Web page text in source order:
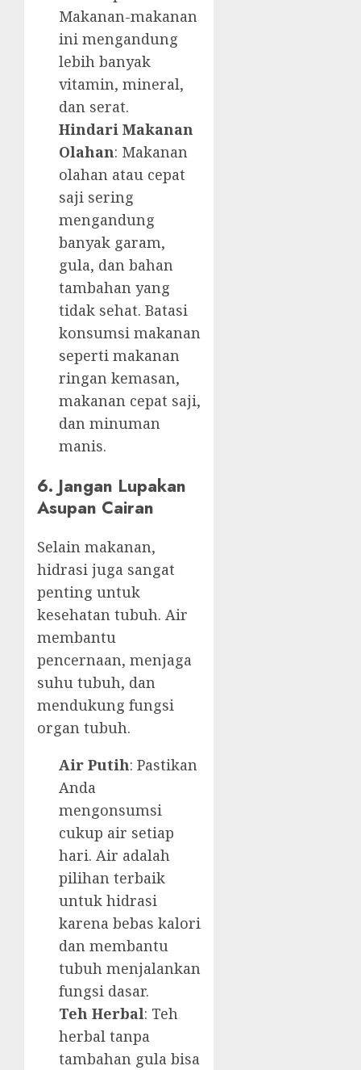
Makanan-makanan
ini mengandung
lebih banyak
vitamin, mineral,
dan serat.
Hindari Makanan
Olahan: Makanan
olahan atau cepat
saji sering
mengandung
banyak garam,
gula, dan bahan
tambahan yang
tidak sehat. Batasi
konsumsi makanan
seperti makanan
ringan kemasan,
makanan cepat saji,
dan minuman
manis.
6. Jangan Lupakan
Asupan Cairan
Selain makanan,
hidrasi juga sangat
penting untuk
kesehatan tubuh. Air
membantu
pencernaan, menjaga
suhu tubuh, dan
mendukung fungsi
organ tubuh.
Air Putih: Pastikan
Anda
mengonsumsi
cukup air setiap
hari. Air adalah
pilihan terbaik
untuk hidrasi
karena bebas kalori
dan membantu
tubuh menjalankan
fungsi dasar.
Teh Herbal: Teh
herbal tanpa
tambahan gula bisa